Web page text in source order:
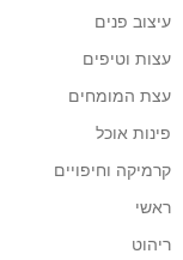
עיצוב פנים
עצות וטיפים
עצת המומחים
פינות אוכל
קרמיקה וחיפויים
ראשי
ריהוט